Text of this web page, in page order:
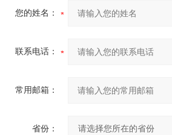
您的姓名：
联系电话：
常用邮箱：
省份：